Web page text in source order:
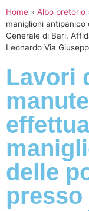
Home » Albo pretorio
maniglioni
Generale di Bari.
Leonardo Via
Lavori
delle
presso